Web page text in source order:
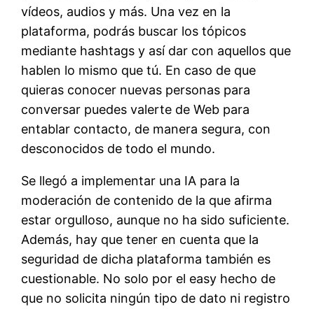
vídeos, audios y más. Una vez en la
plataforma, podrás buscar los tópicos
mediante hashtags y así dar con aquellos que
hablen lo mismo que tú. En caso de que
quieras conocer nuevas personas para
conversar puedes valerte de Web para
entablar contacto, de manera segura, con
desconocidos de todo el mundo.
Se llegó a implementar una IA para la
moderación de contenido de la que afirma
estar orgulloso, aunque no ha sido suficiente.
Además, hay que tener en cuenta que la
seguridad de dicha plataforma también es
cuestionable. No solo por el easy hecho de
que no solicita ningún tipo de dato ni registro